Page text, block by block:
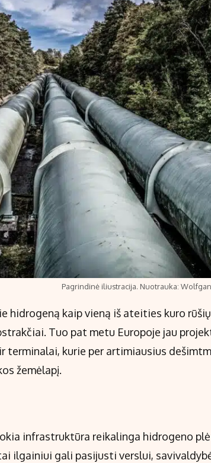
Pagrindinė iliustracija. Nuotrauka:
hidrogeną kaip vieną iš ateities kuro
Tuo pat metu Europoje jau
terminalai, kurie per artimiausius
žemėlapį.
infrastruktūra reikalinga hidrogeno
ilgainiui gali pasijusti verslui,